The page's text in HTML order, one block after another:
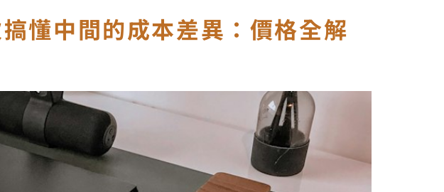
懂中間的成本差異：價格全解